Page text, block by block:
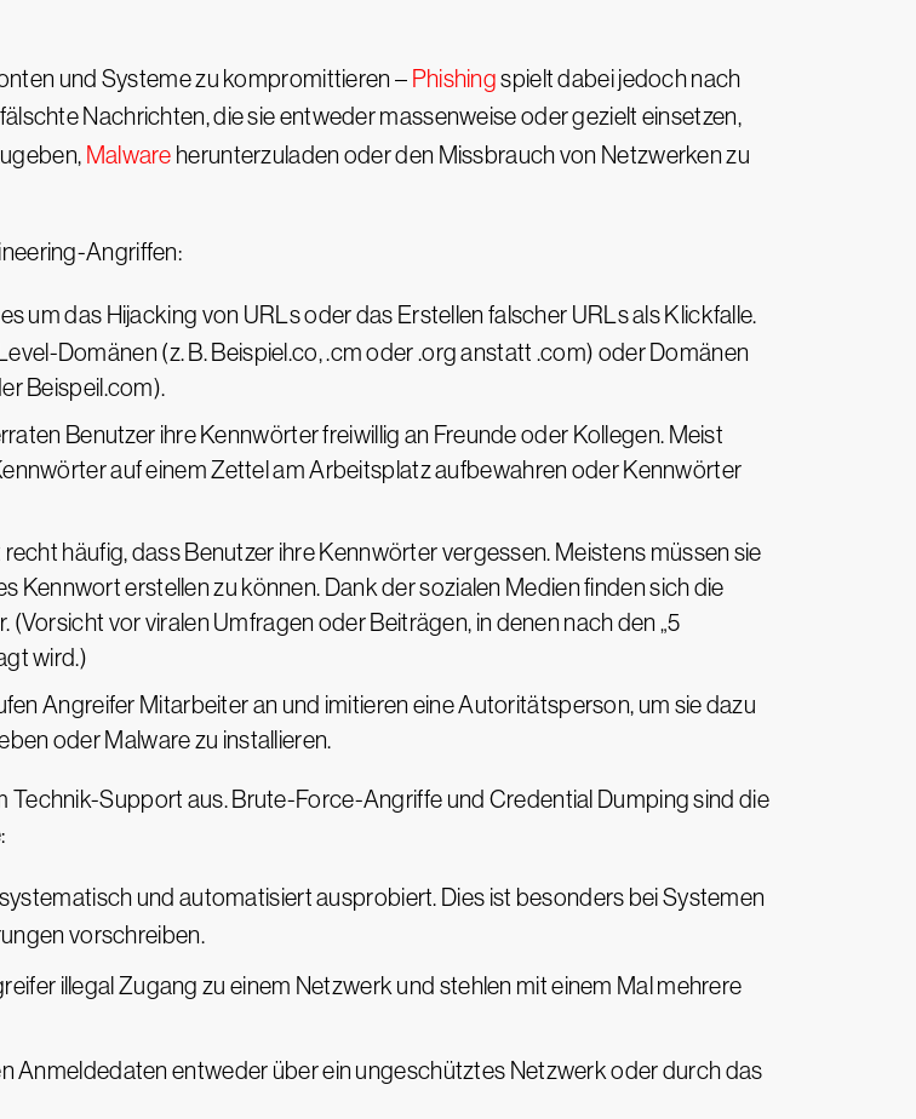
und Systeme zu kompromittieren – Phishingspielt dabei jedoch nach
Nachrichten, die sie entweder massenweise oder gezielt einsetzen,
Malware herunterzuladen oder den Missbrauch von Netzwerken zu
Angriffen:
um das Hijacking von URLs oder das Erstellen falscher URLs als Klickfalle.
Domänen (z. B. Beispiel.co, .cm oder .org anstatt .com) oder Domänen
Beispeil.com).
Benutzer ihre Kennwörter freiwillig an Freunde oder Kollegen. Meist
auf einem Zettel am Arbeitsplatz aufbewahren oder Kennwörter
recht häufig, dass Benutzer ihre Kennwörter vergessen. Meistens müssen sie
Kennwort erstellen zu können. Dank der sozialen Medien finden sich die
vor viralen Umfragen oder Beiträgen, in denen nach den „5
wird.)
Angreifer Mitarbeiter an und imitieren eine Autoritätsperson, um sie dazu
oder Malware zu installieren.
Technik-Support aus. Brute-Force-Angriffe und Credential Dumping sind die
und automatisiert ausprobiert. Dies ist besonders bei Systemen
vorschreiben.
illegal Zugang zu einem Netzwerk und stehlen mit einem Mal mehrere
Anmeldedaten entweder über ein ungeschütztes Netzwerk oder durch das